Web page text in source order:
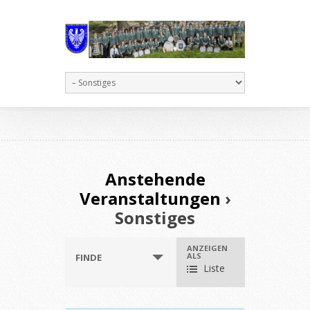
Anstehende
Veranstaltungen ›
Sonstiges
Such-
FINDE
Veranstaltung
Ansichtennavigation
ANZEIGEN
ALS
Liste